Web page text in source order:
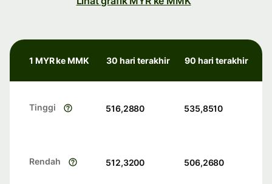
1 MYR ke MMK 30 hari terakhir 90 hari terakhir
Tinggi 516,2880 535,8510
Rendah 512,3200 506,2680